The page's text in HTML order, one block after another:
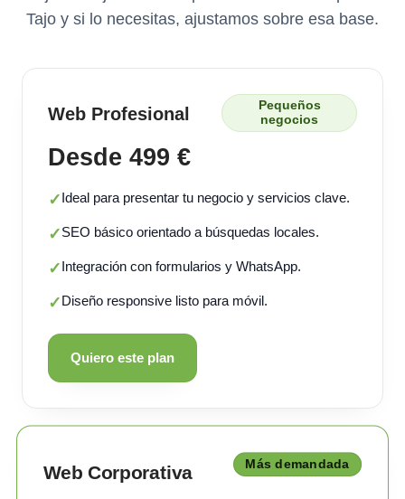
Tajo y si lo necesitas, ajustamos sobre esa base.
Web Profesional
Pequeños
negocios
Desde 499 €
✓Ideal para presentar tu negocio y servicios clave.
✓SEO básico orientado a búsquedas locales.
✓Integración con formularios y WhatsApp.
✓Diseño responsive listo para móvil.
Quiero este plan
Web Corporativa Más demandada